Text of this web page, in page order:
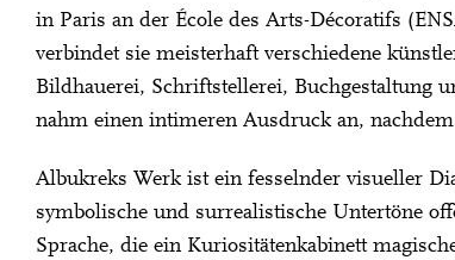
in Paris an der École des Arts-Décoratifs
verbindet sie meisterhaft verschiedene
Bildhauerei, Schriftstellerei, Buchgestaltung
nahm einen intimeren Ausdruck an,
Albukreks Werk ist ein fesselnder visueller
symbolische und surrealistische Untertöne
Sprache, die ein Kuriositätenkabinett